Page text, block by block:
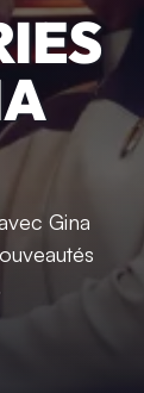
Gina